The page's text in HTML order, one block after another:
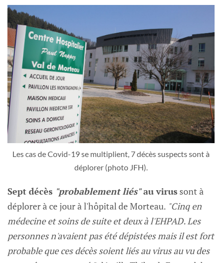
Les cas de Covid-19 se multiplient, 7 décès suspects sont à
déplorer (photo JFH).
Sept décès "probablement liés"au virus sont à
déplorer à ce jour à l'hôpital de Morteau. "Cinq en
médecine et soins de suite et deux à l'EHPAD. Les
personnes n'avaient pas été dépistées mais il est fort
probable que ces décès soient liés au virus au vu des